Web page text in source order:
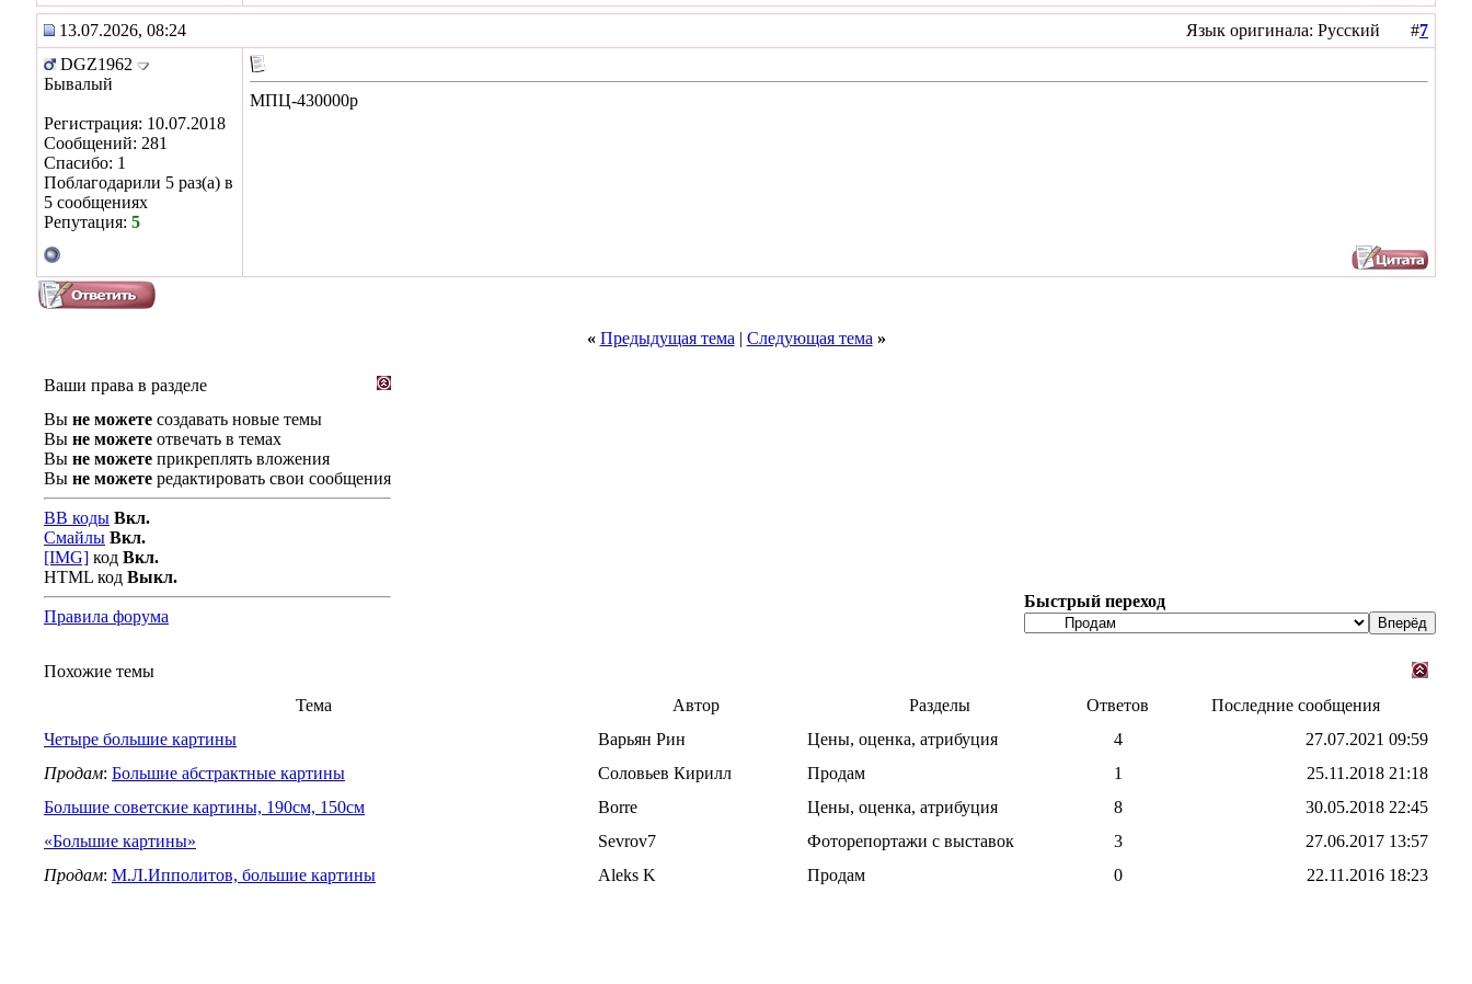
13.07.2026, 08:24 Язык оригинала: Русский #7
DGZ1962
Бывалый
Регистрация: 10.07.2018
Сообщений: 281
Спасибо: 1
Поблагодарили 5 раз(а) в
5 сообщениях
Репутация: 5
МПЦ-430000р
« Предыдущая тема | Следующая тема »
Ваши права в разделе
Вы не можете создавать новые темы
Вы не можете отвечать в темах
Вы не можете прикреплять вложения
Вы не можете редактировать свои сообщения
BB коды Вкл.
Смайлы Вкл.
[IMG] код Вкл.
HTML код Выкл.
Правила форума
Быстрый переход
Похожие темы
Тема
Автор Разделы Ответов
Последние сообщения
Четыре большие картины
Варьян Рин Цены, оценка, атрибуция 4 27.07.2021 09:59
Продам: Большие абстрактные картины Соловьев Кирилл Продам 1 25.11.2018 21:18
Большие советские картины, 190см, 150см
Borre Цены, оценка, атрибуция 8 30.05.2018 22:45
«Большие картины»
Sevrov7 Фоторепортажи с выставок 3 27.06.2017 13:57
Продам: М.Л.Ипполитов, большие картины Aleks K Продам 0 22.11.2016 18:23